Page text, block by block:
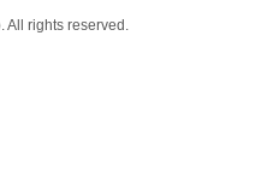
All rights reserved.